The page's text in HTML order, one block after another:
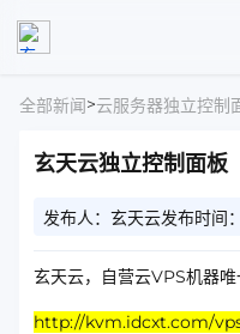
全部新闻>云服务器独立控制
玄天云独立控制面板
发布人：玄天云发布时间
玄天云，自营云VPS机器唯
http://kvm.idcxt.com/